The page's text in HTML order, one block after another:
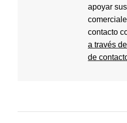
apoyar
contacto
a través
de